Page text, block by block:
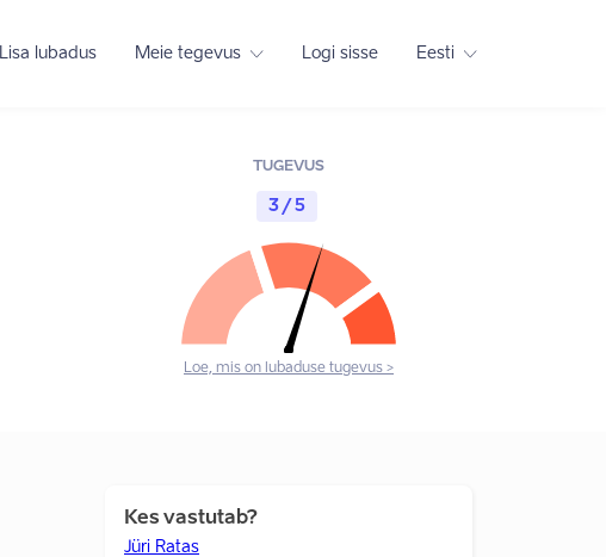
Lisa lubadus Meie tegevus Logi sisse Eesti
TUGEVUS
3 / 5
Loe, mis on lubaduse tugevus >
Kes vastutab?
Jüri Ratas